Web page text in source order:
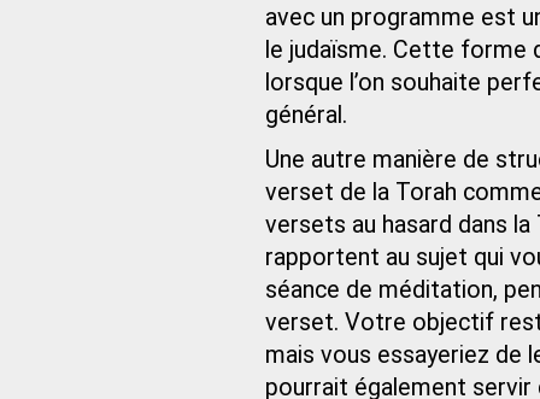
avec un programme est
le judaïsme. Cette
lorsque l’on souhaite
général.
Une autre manière de
verset de la Torah
versets au hasard dans
rapportent au sujet qui
séance de méditation,
verset. Votre objectif
mais vous essayeriez de
pourrait également servir